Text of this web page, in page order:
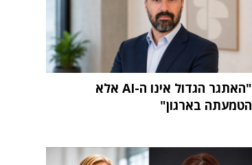
"האתגר הגדול אינו ה-AI אלא
הטמעתה בארגון"